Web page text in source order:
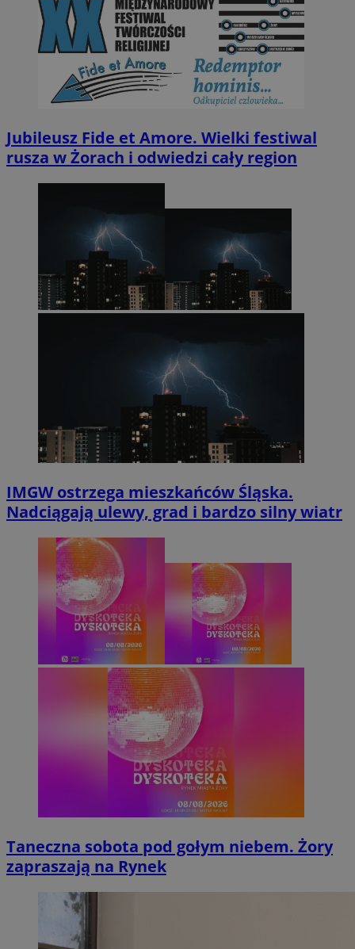
Jubileusz Fide et Amore. Wielki festiwal
rusza w Żorach i odwiedzi cały region
IMGW ostrzega mieszkańców Śląska.
Nadciągają ulewy, grad i bardzo silny wiatr
Taneczna sobota pod gołym niebem. Żory
zapraszają na Rynek